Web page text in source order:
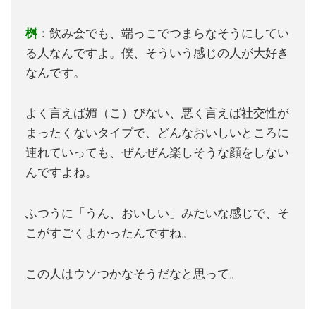
桝 ：飲み会でも、端っこでつまらなそうにしてい
る人なんですよ。僕、そういう感じの人が大好き
なんです。
よく言えば媚（こ）びない、悪く言えば社交性が
まったくないタイプで、どんなおいしいところに
連れていっても、ぜんぜん楽しそうな顔をしない
んですよね。
ふつうに「うん、おいしい」みたいな感じで、そ
こがすごくよかったんですね。
この人はウソつかなそうだなと思って。